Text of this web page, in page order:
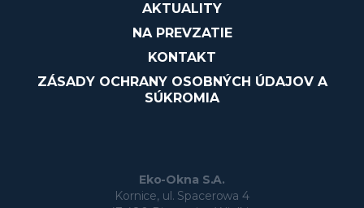
AKTUALITY
NA PREVZATIE
KONTAKT
ZÁSADY OCHRANY OSOBNÝCH ÚDAJOV A
SÚKROMIA
Eko-Okna S.A.
Kornice, ul. Spacerowa 4